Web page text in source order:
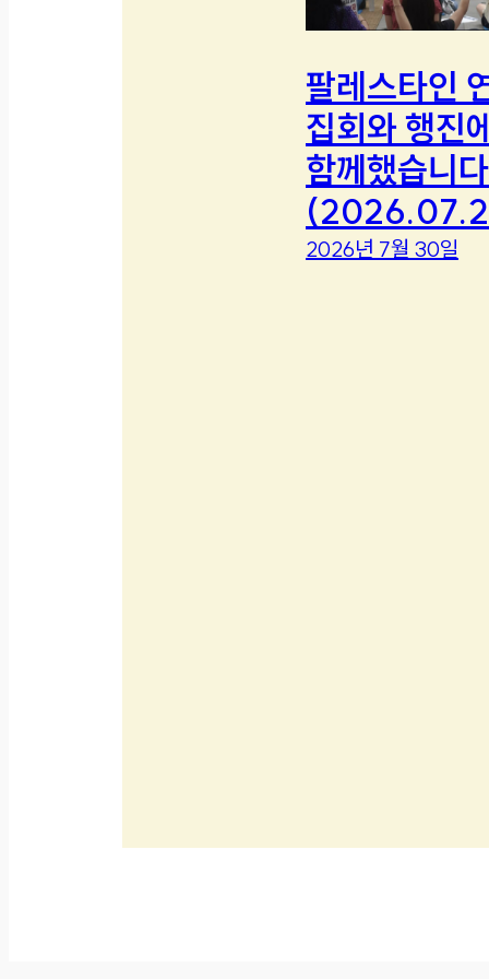
팔레스타인
집회와 행진
함께했습니
2026년 7월 30일